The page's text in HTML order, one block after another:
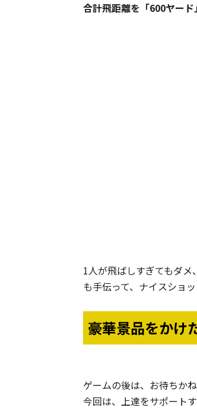
合計飛距離を「600ヤー
1人が飛ばしすぎてもダ
も手伝って、ナイスショ
豪華景品をかけ
ゲームの後は、お待ちか
今回は、上達をサポート